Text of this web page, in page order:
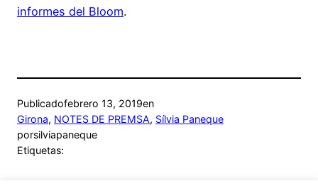
informes del Bloom.
Publicadofebrero 13, 2019en
Girona, NOTES DE PREMSA, Sílvia Paneque
porsilviapaneque
Etiquetas: